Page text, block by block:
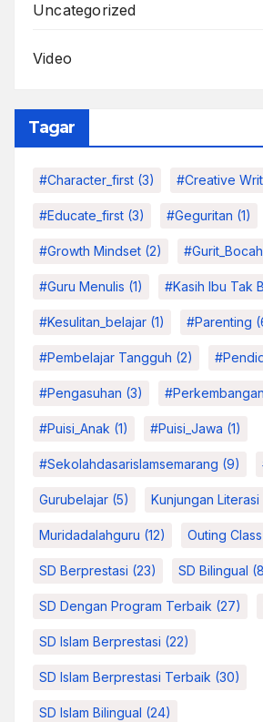
Uncategorized
Video
Tagar
#character_first (3) #Creative
#educate_first (3) #Geguritan (1)
#growth Mindset (2) #Gurit_Bocah
#Guru Menulis (1) #kasih Ibu Tak
#kesulitan_belajar (1) #parenting
#pembelajar Tangguh (2)
#pengasuhan (3)
#Puisi_Anak (1) #Puisi_Jawa (1)
#sekolahdasarislamsemarang (9)
Gurubelajar (5) Kunjungan Literasi
Muridadalahguru (12) Outing Class
SD Berprestasi (23) SD Bilingual
SD Dengan Program Terbaik (27)
SD Islam Berprestasi (22)
SD Islam Berprestasi Terbaik (30)
SD Islam Bilingual (24)